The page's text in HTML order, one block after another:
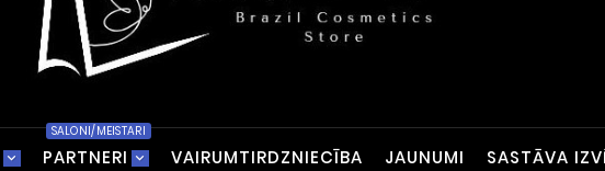
PARTNERI
SALONI/MEISTARI
VAIRUMTIRDZNIECĪBA JAUNUMI SASTĀVA